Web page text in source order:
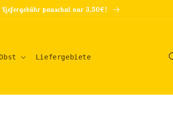
pauschal nur 3,50€!
Liefergebiete